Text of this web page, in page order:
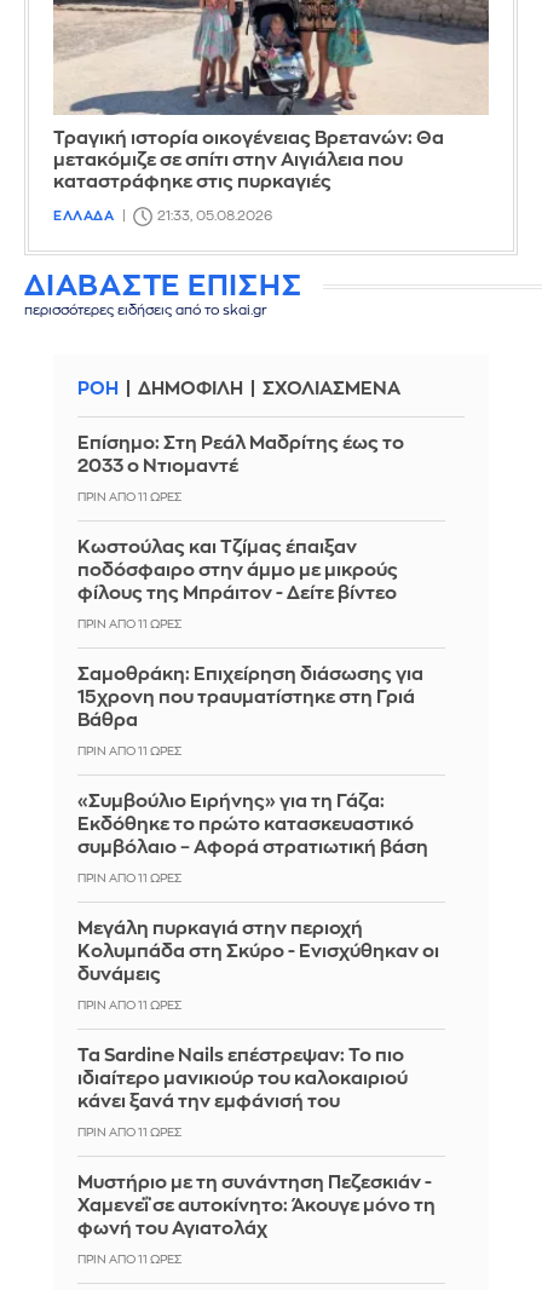
Τραγική ιστορία οικογένειας Βρετανών: Θα
μετακόμιζε σε σπίτι στην Αιγιάλεια που
καταστράφηκε στις πυρκαγιές
ΕΛΛΑΔΑ 21:33, 05.08.2026
ΔΙΑΒΑΣΤΕ ΕΠΙΣΗΣ
περισσότερες ειδήσεις από το skai.gr
ΡΟΗ ΔΗΜΟΦΙΛΗ ΣΧΟΛΙΑΣΜΕΝΑ
Επίσημο: Στη Ρεάλ Μαδρίτης έως το
2033 ο Ντιομαντέ
ΠΡΙΝ ΑΠΌ 11 ΏΡΕΣ
Κωστούλας και Τζίμας έπαιξαν
ποδόσφαιρο στην άμμο με μικρούς
φίλους της Μπράιτον - Δείτε βίντεο
ΠΡΙΝ ΑΠΌ 11 ΏΡΕΣ
Σαμοθράκη: Επιχείρηση διάσωσης για
15χρονη που τραυματίστηκε στη Γριά
Βάθρα
ΠΡΙΝ ΑΠΌ 11 ΏΡΕΣ
«Συμβούλιο Ειρήνης» για τη Γάζα:
Εκδόθηκε το πρώτο κατασκευαστικό
συμβόλαιο – Αφορά στρατιωτική βάση
ΠΡΙΝ ΑΠΌ 11 ΏΡΕΣ
Μεγάλη πυρκαγιά στην περιοχή
Κολυμπάδα στη Σκύρο - Ενισχύθηκαν οι
δυνάμεις
ΠΡΙΝ ΑΠΌ 11 ΏΡΕΣ
Τα Sardine Nails επέστρεψαν: Το πιο
ιδιαίτερο μανικιούρ του καλοκαιριού
κάνει ξανά την εμφάνισή του
ΠΡΙΝ ΑΠΌ 11 ΏΡΕΣ
Μυστήριο με τη συνάντηση Πεζεσκιάν -
Χαμενεΐ σε αυτοκίνητο: Άκουγε μόνο τη
φωνή του Αγιατολάχ
ΠΡΙΝ ΑΠΌ 11 ΏΡΕΣ